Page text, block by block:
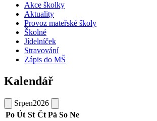
Akce školky
Aktuality
Provoz mateřské školy
Školné
Jídelníček
Stravování
Zápis do MŠ
Kalendář
Srpen2026
Po Út St Čt Pá So Ne